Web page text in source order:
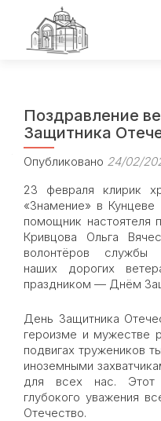
Поздравление
Защитника
Опубликовано 24/02/
23 февраля клирик
«Знамение» в
помощник
Кривцова Ольга
волонтёров службы
наших дорогих
праздником — Днём
День Защитника
героизме и мужестве
подвигах тружеников
иноземными
для всех нас. Этот
глубокого уважения
Отечество.